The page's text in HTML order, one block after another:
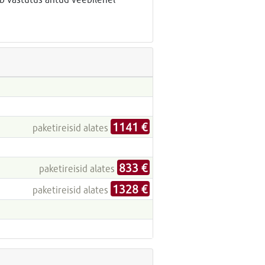
paketireisid alates 1141 €
paketireisid alates 833 €
paketireisid alates 1328 €